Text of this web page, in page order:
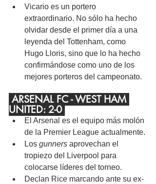
Vicario es un portero
extraordinario. No sólo ha hecho
olvidar desde el primer día a una
leyenda del Tottenham, como
Hugo Lloris, sino que lo ha hecho
confirmándose como uno de los
mejores porteros del campeonato.
ARSENAL FC - WEST HAM
UNITED: 2-0
El Arsenal es el equipo más molón
de la Premier League actualmente.
Los gunners aprovechan el
tropiezo del Liverpool para
colocarse líderes del torneo.
Declan Rice marcando ante su ex-